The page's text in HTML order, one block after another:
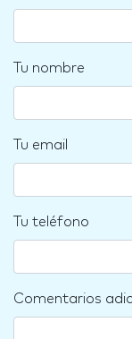
Tu nombre
Tu email
Tu teléfono
Comentarios